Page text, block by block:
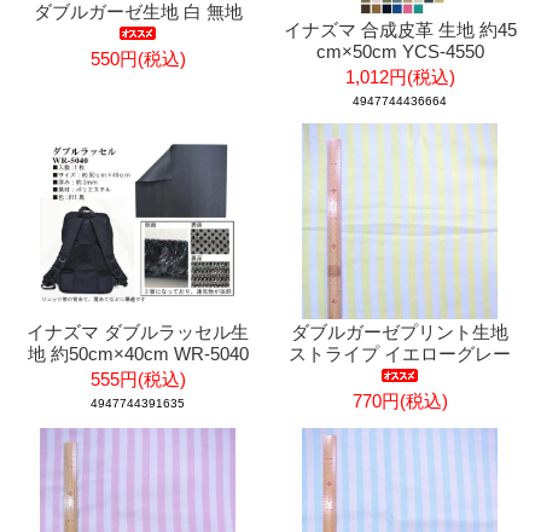
ダブルガーゼ生地 白 無地
550円(税込)
イナズマ 合成皮革 生地 約45
cm×50cm YCS-4550
1,012円(税込)
4947744436664
イナズマ ダブルラッセル生
地 約50cm×40cm WR-5040
555円(税込)
4947744391635
ダブルガーゼプリント生地
ストライプ イエローグレー
770円(税込)